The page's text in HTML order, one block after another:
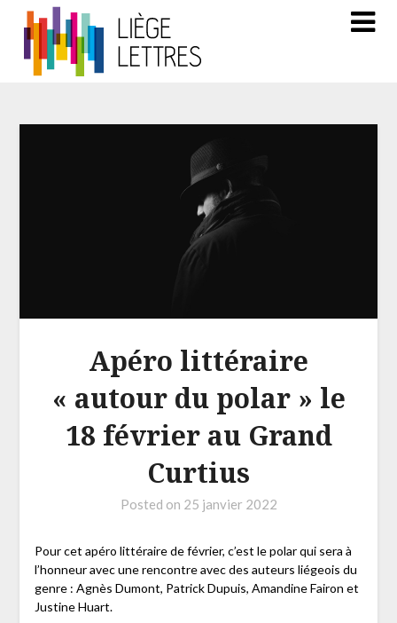
Apéro littéraire
« autour du polar » le
18 février au Grand
Curtius
Posted on 25 janvier 2022
Pour cet apéro littéraire de février, c’est le polar qui sera à
l’honneur avec une rencontre avec des auteurs liégeois du
genre : Agnès Dumont, Patrick Dupuis, Amandine Fairon et
Justine Huart.